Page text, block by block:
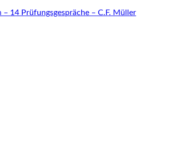
14 Prüfungsgespräche – C.F. Müller